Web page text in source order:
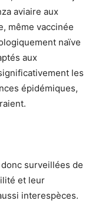
aviaire aux
même vaccinée
naïve
aux
les
épidémiques,
surveillées de
et leur
interespèces.